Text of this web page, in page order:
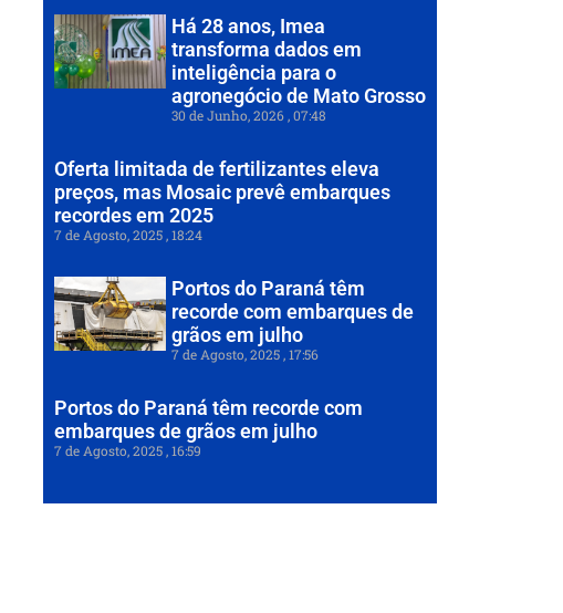
Há 28 anos, Imea
transforma dados em
inteligência para o
agronegócio de Mato Grosso
30 de Junho, 2026 07:48
Oferta limitada de fertilizantes eleva
preços, mas Mosaic prevê embarques
recordes em 2025
7 de Agosto, 2025 18:24
Portos do Paraná têm
recorde com embarques de
grãos em julho
7 de Agosto, 2025 17:56
Portos do Paraná têm recorde com
embarques de grãos em julho
7 de Agosto, 2025 16:59